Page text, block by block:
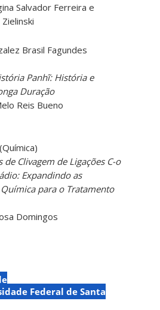
Salvador Ferreira e
Brasil Fagundes
Panhĩ: História e
Duração
Reis Bueno
Clivagem de Ligações C-o
Expandindo as
para o Tratamento
Domingos
Federal de Santa